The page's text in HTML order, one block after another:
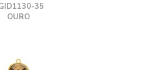
35
OURO